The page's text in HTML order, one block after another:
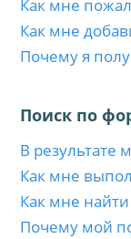
Как мне
Как мне
Почему я
Поиск по
В результате
Как мне
Как мне
Почему мой